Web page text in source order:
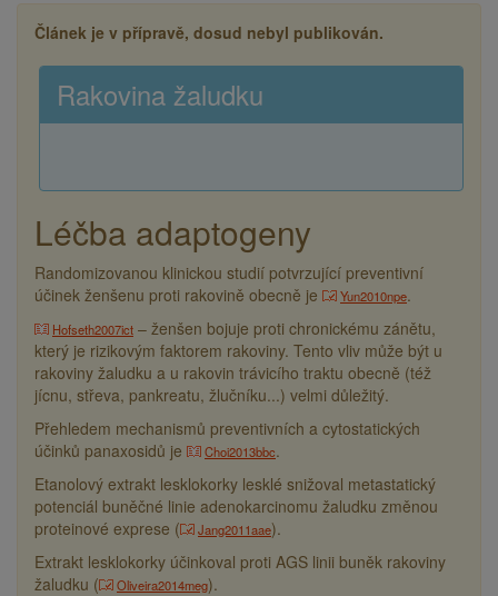
Článek je v přípravě, dosud nebyl publikován.
Rakovina žaludku
Léčba adaptogeny
Randomizovanou klinickou studií potvrzující preventivní
účinek ženšenu proti rakovině obecně je
Yun2010npe.
Hofseth2007ict – ženšen bojuje proti chronickému zánětu,
který je rizikovým faktorem rakoviny. Tento vliv může být u
rakoviny žaludku a u rakovin trávicího traktu obecně (též
jícnu, střeva, pankreatu, žlučníku...) velmi důležitý.
Přehledem mechanismů preventivních a cytostatických
účinků panaxosidů je
Choi2013bbc.
Etanolový extrakt lesklokorky lesklé snižoval metastatický
potenciál buněčné linie adenokarcinomu žaludku změnou
proteinové exprese (
Jang2011aae).
Extrakt lesklokorky účinkoval proti AGS linii buněk rakoviny
žaludku (
Oliveira2014meg).